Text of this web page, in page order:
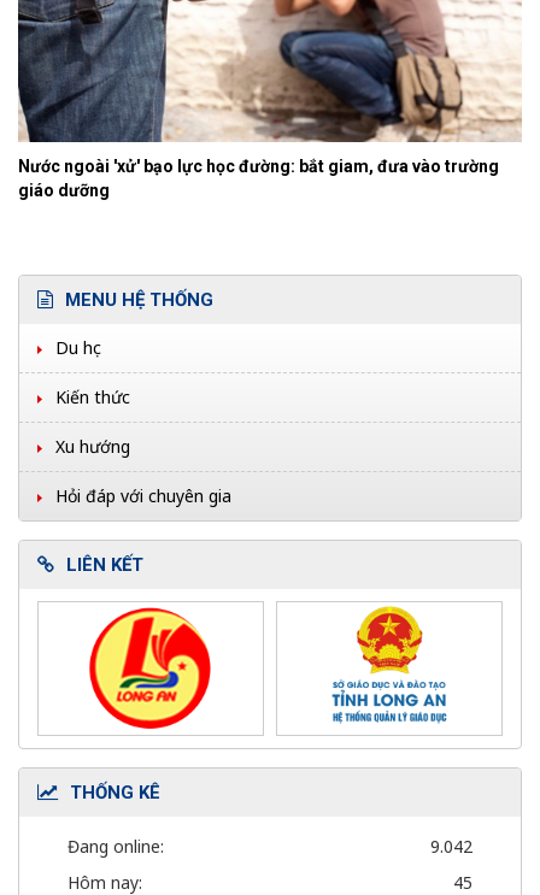
Nước ngoài 'xử' bạo lực học đường: bắt giam, đưa vào trường
giáo dưỡng
MENU HỆ THỐNG
Du học
Kiến thức
Xu hướng
Hỏi đáp với chuyên gia
LIÊN KẾT
THỐNG KÊ
Đang online:
9.042
Hôm nay:
45